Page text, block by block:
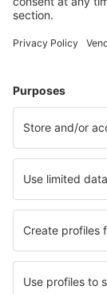
Hotely v
Hotely v
Hotely in
Hotely v